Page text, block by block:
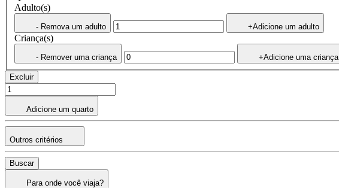
Adulto(s)
- Remova um adulto +Adicione um adulto
Criança(s)
- Remover uma criança +Adicione uma criança
Excluir
Adicione um quarto
Outros critérios
Buscar
Para onde você viaja?